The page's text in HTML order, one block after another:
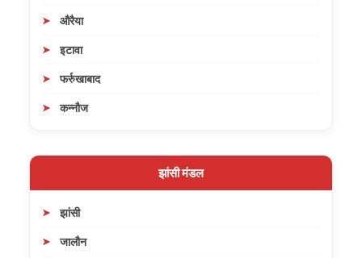
औरैया
इटावा
फर्रुखाबाद
कन्नौज
झांसी मंडल
झांसी
जालौन